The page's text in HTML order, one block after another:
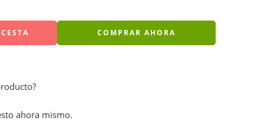
COMPRAR AHORA
ahora mismo.